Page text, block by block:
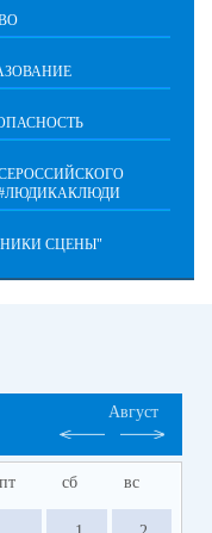
СЦЕНЫ"
Август
пт сб вс